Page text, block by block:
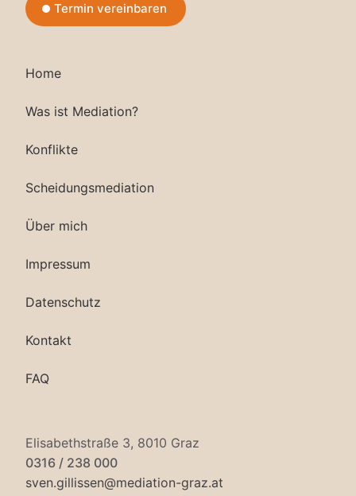
Termin vereinbaren
Home
Was ist Mediation?
Konflikte
Scheidungsmediation
Über mich
Impressum
Datenschutz
Kontakt
FAQ
Elisabethstraße 3, 8010 Graz
0316 / 238 000
sven.gillissen@mediation-graz.at